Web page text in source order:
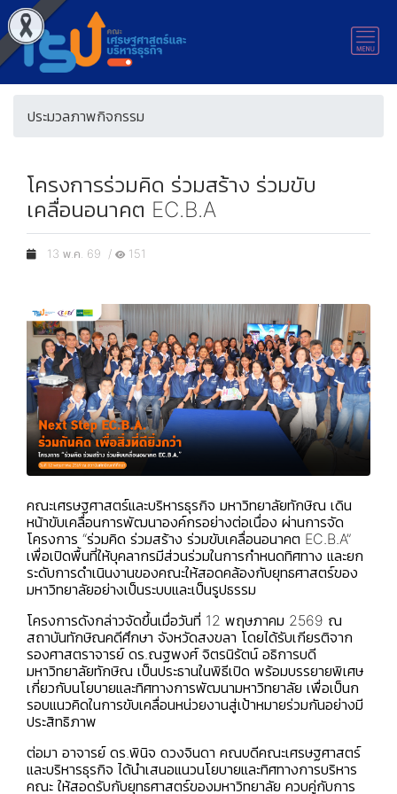
ประมวลภาพกิจกรรม
โครงการร่วมคิด ร่วมสร้าง ร่วมขับ
เคลื่อนอนาคต EC.B.A
13 พ.ค. 69 / 151
คณะเศรษฐศาสตร์และบริหารธุรกิจ มหาวิทยาลัยทักษิณ เดิน
หน้าขับเคลื่อนการพัฒนาองค์กรอย่างต่อเนื่อง ผ่านการจัด
โครงการ “ร่วมคิด ร่วมสร้าง ร่วมขับเคลื่อนอนาคต EC.B.A”
เพื่อเปิดพื้นที่ให้บุคลากรมีส่วนร่วมในการกำหนดทิศทาง และยก
ระดับการดำเนินงานของคณะให้สอดคล้องกับยุทธศาสตร์ของ
มหาวิทยาลัยอย่างเป็นระบบและเป็นรูปธรรม
โครงการดังกล่าวจัดขึ้นเมื่อวันที่ 12 พฤษภาคม 2569 ณ
สถาบันทักษิณคดีศึกษา จังหวัดสงขลา โดยได้รับเกียรติจาก
รองศาสตราจารย์ ดร.ณฐพงศ์ จิตรนิรัตน์ อธิการบดี
มหาวิทยาลัยทักษิณ เป็นประธานในพิธีเปิด พร้อมบรรยายพิเศษ
เกี่ยวกับนโยบายและทิศทางการพัฒนามหาวิทยาลัย เพื่อเป็นก
รอบแนวคิดในการขับเคลื่อนหน่วยงานสู่เป้าหมายร่วมกันอย่างมี
ประสิทธิภาพ
ต่อมา อาจารย์ ดร.พินิจ ดวงจินดา คณบดีคณะเศรษฐศาสตร์
และบริหารธุรกิจ ได้นำเสนอแนวนโยบายและทิศทางการบริหาร
คณะ ให้สอดรับกับยุทธศาสตร์ของมหาวิทยาลัย ควบคู่กับการ